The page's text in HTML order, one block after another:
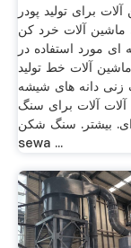
برای تولید پودر
آلات خرد کن
مورد استفاده در
آلات خط تولید
دانه های شیشه
آلات برای سنگ
بیشتر. سنگ شکن
sewa ...